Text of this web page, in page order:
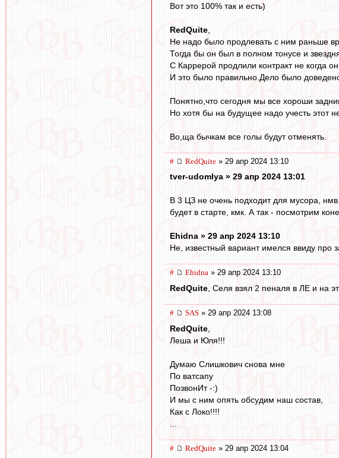
Вот это 100% так и есть)
RedQuite
Не надо было продлевать с ним раньше
Тогда бы он был в полном тонусе и
С Каррерой продлили контракт не когда
И это было правильно.Дело было
Понятно,что сегодня мы все хороши
Но хотя бы на будущее надо учесть этот
Во,ща бычкам все голы будут отменять.
# RedQuite » 29 апр 2024 13:10
tver-udomlya » 29 апр 2024 13:01
В 3 ЦЗ не очень подходит для мусора,
будет в старте, кмк. А так - посмотрим
Ehidna » 29 апр 2024 13:10
Не, известный вариант имелся ввиду про
# Ehidna » 29 апр 2024 13:10
RedQuite , Селя взял 2 пеналя в ЛЕ и на
# SAS » 29 апр 2024 13:08
RedQuite
Леша и Юля!!!
Думаю Слишкович снова мне
По ватсапу
ПозвонИт -:)
И мы с ним опять обсудим наш состав,
Как с Локо!!!!
# RedQuite » 29 апр 2024 13:04